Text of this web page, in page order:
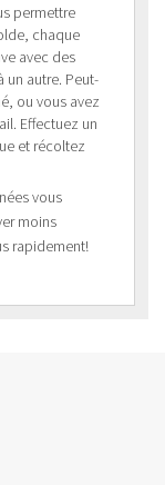
permettre
chaque
avec des
un autre. Peut-
ou vous avez
Effectuez un
et récoltez
vous
moins
rapidement!